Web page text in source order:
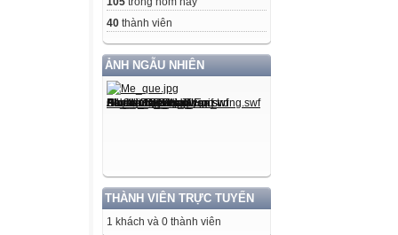
40 thành viên
ẢNH NGẪU NHIÊN
THÀNH VIÊN TRỰC TUYẾN
1 khách và 0 thành viên